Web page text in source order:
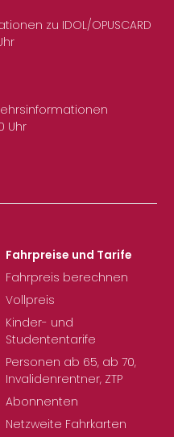
zu IDOL/OPUSCARD
Uhr
Fahrpreise und Tarife
Fahrpreis berechnen
Vollpreis
Kinder- und
Studententarife
Personen ab 65, ab 70,
Invalidenrentner, ZTP
Abonnenten
Netzweite Fahrkarten